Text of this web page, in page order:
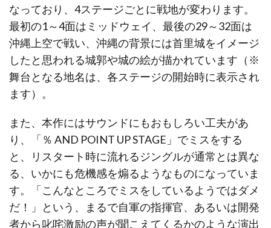
なっており、4ステージごとに戦地が変わります。
最初の1～4面はミッドウェイ、最後の29～32面は
沖縄上空で戦い、沖縄の背景には首里城をイメージ
したと思われる城郭や城の絵が描かれています（※
舞台となる地名は、各ステージの開始時に表示され
ます）。
また、本作にはサウンドにもおもしろい工夫があ
り、「％ AND POINT UP STAGE」でミスをする
と、リスタート時に流れるジングルが通常とは異な
る、いかにも危機感を煽るようなものになっていま
す。「こんなところでミスをしているようではダメ
だ！」という、まるで自軍の指揮官、あるいは開発
者から叱咤激励の声が聞こえてくるかのような演出